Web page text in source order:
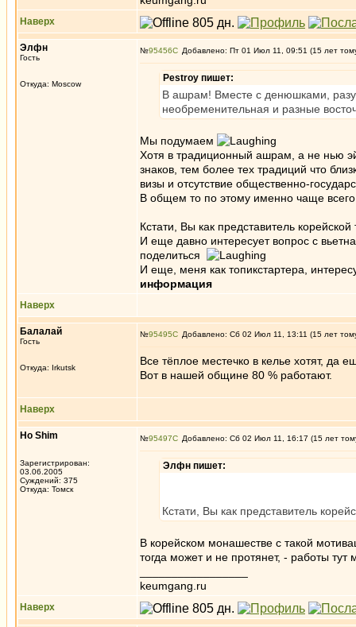
Наверх
Элфн
Гость
Откуда: Moscow
№95456 Добавлено: Пт 01 Июл 11, 09:51 (15 лет
Pestroy пишет:
В ашрам! Вместе с денюшками,
необременительная и разные
Мы подумаем
Хотя в традиционный ашрам, а не нью
знаков, тем более тех традиций что
визы и отсутствие общественно-
В общем то по этому именно чаще
Кстати, Вы как представитель
И еще давно интересует вопрос с
поделиться
И еще, меня как топикстартера,
информация
Наверх
Балалай
Гость
Откуда: Irkutsk
№95495 Добавлено: Сб 02 Июл 11, 13:11 (15 лет
Все тёплое местечко в келье хотят, да
Вот в нашей общине 80 % работают.
Наверх
Ho Shim
Зарегистрирован:
03.06.2005
Суждений: 375
Откуда: Томск
№95497 Добавлено: Сб 02 Июл 11, 16:17 (15 лет
Элфн пишет:
Кстати, Вы как представитель
В корейском монашестве с такой
тогда может и не протянет, - работы тут
keumgang.ru
Наверх